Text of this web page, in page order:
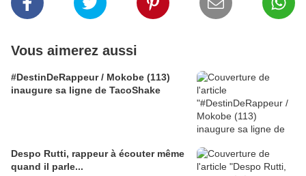
Vous aimerez aussi
#DestinDeRappeur / Mokobe (113)
inaugure sa ligne de TacoShake
Despo Rutti, rappeur à écouter même
quand il parle...